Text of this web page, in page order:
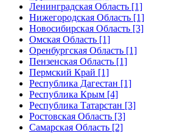
Ленинградская Область [1]
Нижегородская Область [1]
Новосибирская Область [3]
Омская Область [1]
Оренбургская Область [1]
Пензенская Область [1]
Пермский Край [1]
Республика Дагестан [1]
Республика Крым [4]
Республика Татарстан [3]
Ростовская Область [3]
Самарская Область [2]